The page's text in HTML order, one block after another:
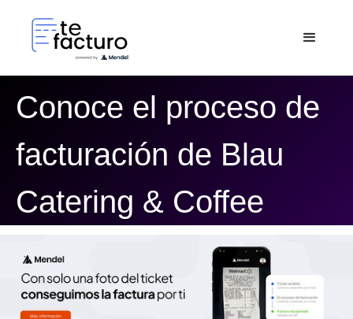
Conoce el proceso de
facturación de Blau
Catering & Coffee